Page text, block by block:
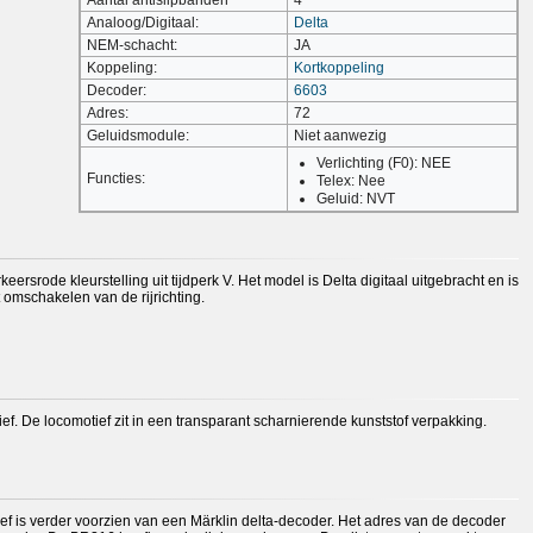
Analoog/Digitaal:
Delta
NEM-schacht:
JA
Koppeling:
Kortkoppeling
Decoder:
6603
Adres:
72
Geluidsmodule:
Niet aanwezig
Functies:
Verlichting (F0): NEE
Telex: Nee
Geluid: NVT
kleurstelling uit tijdperk V. Het model is Delta digitaal uitgebracht en is
van de rijrichting.
De locomotief zit in een transparant scharnierende kunststof verpakking.
is verder voorzien van een Märklin delta-decoder. Het adres van de decoder